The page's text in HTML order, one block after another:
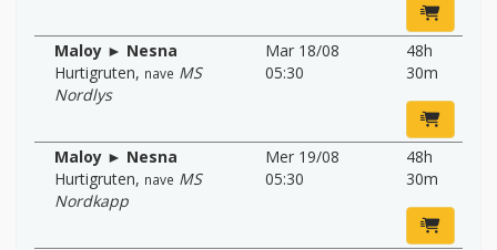
Maloy ► Nesna
Hurtigruten, nave MS
Nordlys
Mar 18/08
05:30
48h
30m
Maloy ► Nesna
Hurtigruten, nave MS
Nordkapp
Mer 19/08
05:30
48h
30m